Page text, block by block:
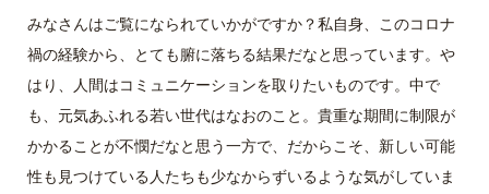
みなさんはご覧になられていかがですか？私自身、このコロナ
禍の経験から、とても腑に落ちる結果だなと思っています。や
はり、人間はコミュニケーションを取りたいものです。中で
も、元気あふれる若い世代はなおのこと。貴重な期間に制限が
かかることが不憫だなと思う一方で、だからこそ、新しい可能
性も見つけている人たちも少なからずいるような気がしていま